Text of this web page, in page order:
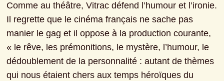
Comme au théâtre, Vitrac défend l’humour et l’ironie.
Il regrette que le cinéma français ne sache pas
manier le gag et il oppose à la production courante,
« le rêve, les prémonitions, le mystère, l’humour, le
dédoublement de la personnalité : autant de thèmes
qui nous étaient chers aux temps héroïques du